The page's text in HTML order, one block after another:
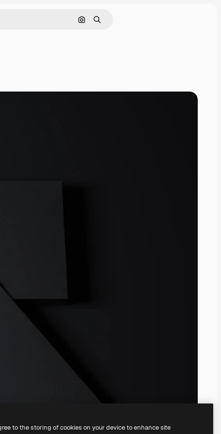
Pesquisar por imagem
Buscar
to the storing of cookies on your device to enhance site